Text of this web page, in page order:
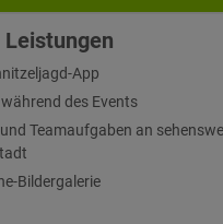
Leistungen
App
des Events
Teamaufgaben an
Bildergalerie